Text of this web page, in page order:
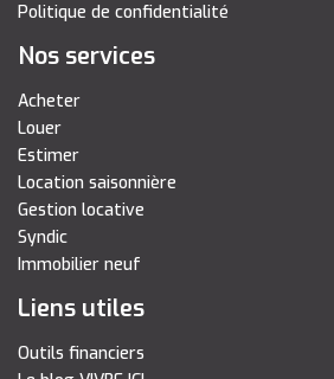
Politique de confidentialité
Nos services
Acheter
Louer
Estimer
Location saisonnière
Gestion locative
Syndic
Immobilier neuf
Liens utiles
Outils financiers